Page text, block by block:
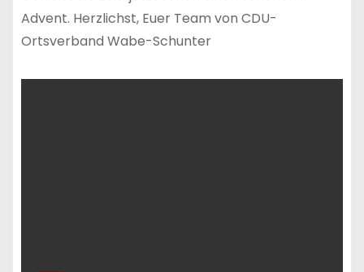
Advent. Herzlichst, Euer Team von CDU-
Ortsverband Wabe-Schunter